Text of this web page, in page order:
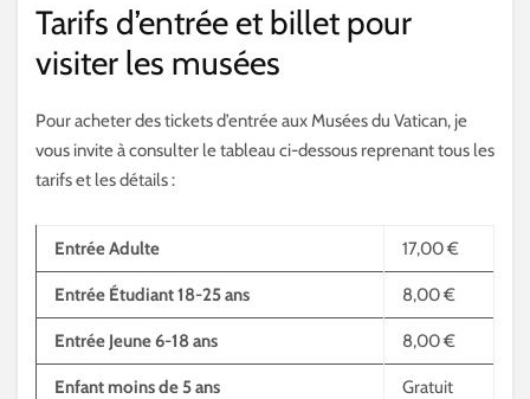
Tarifs d’entrée et billet pour
visiter les musées
Pour acheter des tickets d’entrée aux Musées du Vatican, je
vous invite à consulter le tableau ci-dessous reprenant tous les
tarifs et les détails :
Entrée Adulte 17,00 €
Entrée Étudiant 18-25 ans 8,00 €
Entrée Jeune 6-18 ans 8,00 €
Enfant moins de 5 ans Gratuit